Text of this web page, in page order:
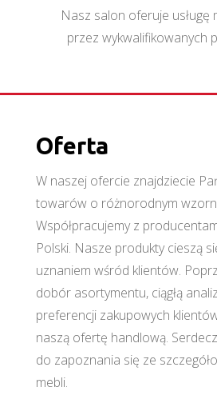
Nasz salon oferuje usługę
przez wykwalifikowanych
Oferta
W naszej ofercie znajdziecie
towarów o różnorodnym
Współpracujemy z
Polski. Nasze produkty cieszą
uznaniem wśród klientów.
dobór asortymentu, ciągłą
preferencji zakupowych
naszą ofertę handlową.
do zapoznania się ze
mebli.